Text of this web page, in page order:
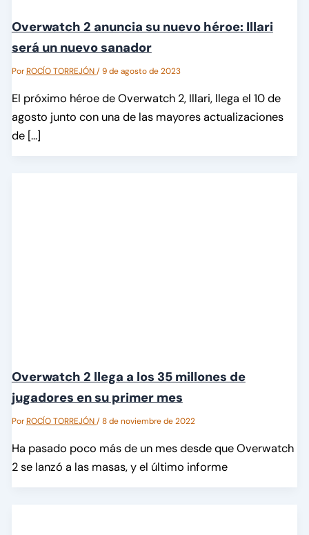
Overwatch 2 anuncia su nuevo héroe: Illari
será un nuevo sanador
PorROCÍO TORREJÓN/9 de agosto de 2023
El próximo héroe de Overwatch 2, Illari, llega el 10 de
agosto junto con una de las mayores actualizaciones
de […]
Overwatch 2 llega a los 35 millones de
jugadores en su primer mes
PorROCÍO TORREJÓN/8 de noviembre de 2022
Ha pasado poco más de un mes desde que Overwatch
2 se lanzó a las masas, y el último informe